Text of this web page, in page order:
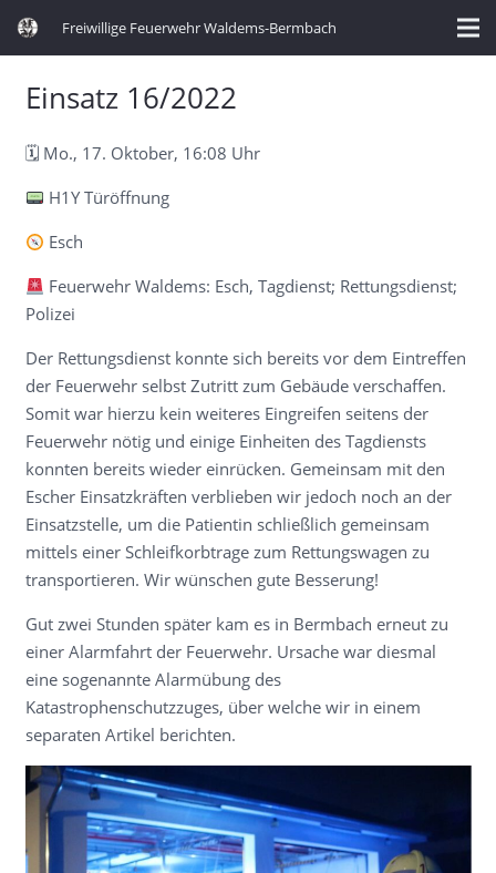
Freiwillige Feuerwehr Waldems-Bermbach
Einsatz 16/2022
🗓 Mo., 17. Oktober, 16:08 Uhr
H1Y Türöffnung
Esch
Feuerwehr Waldems: Esch, Tagdienst; Rettungsdienst;
Polizei
Der Rettungsdienst konnte sich bereits vor dem Eintreffen
der Feuerwehr selbst Zutritt zum Gebäude verschaffen.
Somit war hierzu kein weiteres Eingreifen seitens der
Feuerwehr nötig und einige Einheiten des Tagdiensts
konnten bereits wieder einrücken. Gemeinsam mit den
Escher Einsatzkräften verblieben wir jedoch noch an der
Einsatzstelle, um die Patientin schließlich gemeinsam
mittels einer Schleifkorbtrage zum Rettungswagen zu
transportieren. Wir wünschen gute Besserung!
Gut zwei Stunden später kam es in Bermbach erneut zu
einer Alarmfahrt der Feuerwehr. Ursache war diesmal
eine sogenannte Alarmübung des
Katastrophenschutzzuges, über welche wir in einem
separaten Artikel berichten.